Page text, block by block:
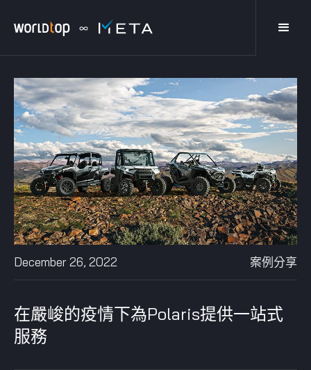
December 26, 2022 案例分享
在嚴峻的疫情下為Polaris提供一站式
服務